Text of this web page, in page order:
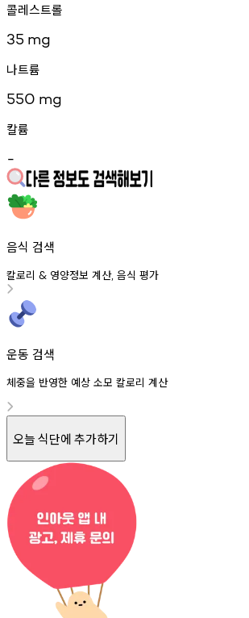
콜레스트롤
35 mg
나트륨
550 mg
칼륨
-
음식 검색
칼로리 & 영양정보 계산, 음식 평가
운동 검색
체중을 반영한 예상 소모 칼로리 계산
오늘 식단에 추가하기